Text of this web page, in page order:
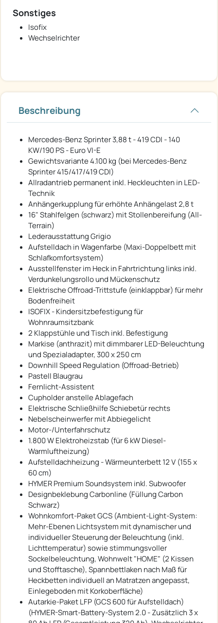
Sonstiges
Isofix
Wechselrichter
Beschreibung
Mercedes-Benz Sprinter 3,88 t - 419 CDI - 140
KW/190 PS - Euro VI-E
Gewichtsvariante 4.100 kg (bei Mercedes-Benz
Sprinter 415/417/419 CDI)
Allradantrieb permanent inkl. Heckleuchten in LED-
Technik
Anhängerkupplung für erhöhte Anhängelast 2,8 t
16" Stahlfelgen (schwarz) mit Stollenbereifung (All-
Terrain)
Lederausstattung Grigio
Aufstelldach in Wagenfarbe (Maxi-Doppelbett mit
Schlafkomfortsystem)
Ausstellfenster im Heck in Fahrtrichtung links inkl.
Verdunkelungsrollo und Mückenschutz
Elektrische Offroad-Trittstufe (einklappbar) für mehr
Bodenfreiheit
ISOFIX - Kindersitzbefestigung für
Wohnraumsitzbank
2 Klappstühle und Tisch inkl. Befestigung
Markise (anthrazit) mit dimmbarer LED-Beleuchtung
und Spezialadapter, 300 x 250 cm
Downhill Speed Regulation (Offroad-Betrieb)
Pastell Blaugrau
Fernlicht-Assistent
Cupholder anstelle Ablagefach
Elektrische Schließhilfe Schiebetür rechts
Nebelscheinwerfer mit Abbiegelicht
Motor-/Unterfahrschutz
1.800 W Elektroheizstab (für 6 kW Diesel-
Warmluftheizung)
Aufstelldachheizung - Wärmeunterbett 12 V (155 x
60 cm)
HYMER Premium Soundsystem inkl. Subwoofer
Designbeklebung Carbonline (Füllung Carbon
Schwarz)
Wohnkomfort-Paket GCS (Ambient-Light-System:
Mehr-Ebenen Lichtsystem mit dynamischer und
individueller Steuerung der Beleuchtung (inkl.
Lichttemperatur) sowie stimmungsvoller
Sockelbeleuchtung, Wohnwelt "HOME" (2 Kissen
und Stofftasche), Spannbettlaken nach Maß für
Heckbetten individuell an Matratzen angepasst,
Einlegeboden mit Korkoberfläche)
Autarkie-Paket LFP (GCS 600 für Aufstelldach)
(HYMER-Smart-Battery-System 2.0 - Zusätzlich 3 x